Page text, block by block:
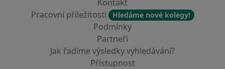
Kontakt
Pracovní příležitosti
Hledáme nové kolegy!
Podmínky
Partneři
Jak řadíme výsledky vyhledávání?
Přístupnost